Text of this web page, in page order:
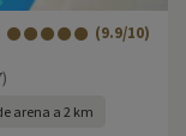
(9.9/10)
arena a 2 km